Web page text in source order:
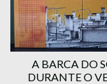
A BARCA DO
DURANTE O